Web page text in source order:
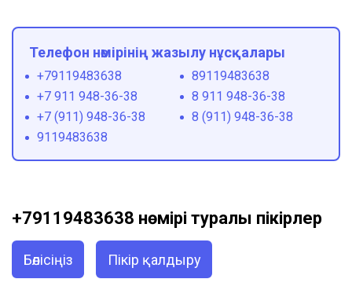
Телефон нөмірінің жазылу нұсқалары
+79119483638
89119483638
+7 911 948-36-38
8 911 948-36-38
+7 (911) 948-36-38
8 (911) 948-36-38
9119483638
+79119483638 нөмірі туралы пікірлер
Бөлісіңіз Пікір қалдыру